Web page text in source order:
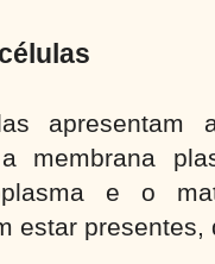
apresentam
membrana
e o
estar